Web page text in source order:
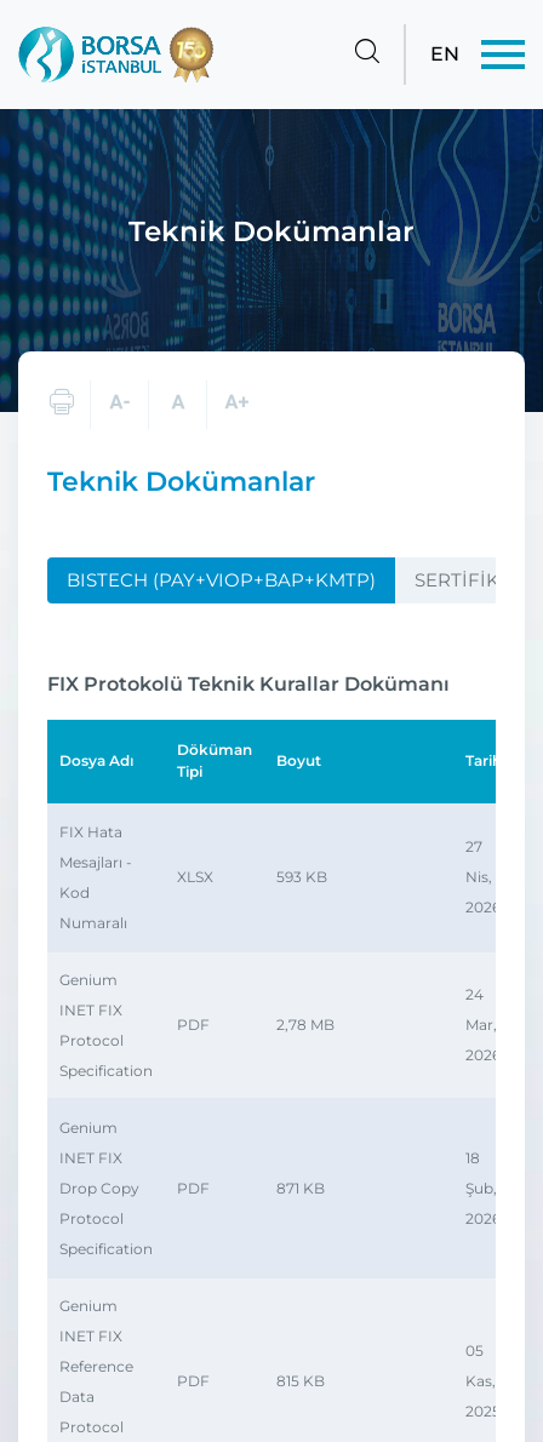
EN
Teknik Dokümanlar
Teknik Dokümanlar
BISTECH (PAY+VIOP+BAP+KMTP)
FIX Protokolü Teknik Kurallar Dokümanı
Dosya Adı
Döküman
Tipi
Boyut Tarih
FIX Hata
Mesajları -
Kod
Numaralı
XLSX 593 KB
27
Nis,
2026
Genium
INET FIX
Protocol
Specification
PDF 2,78 MB
24
Mar,
2026
Genium
INET FIX
Drop Copy
Protocol
Specification
PDF 871 KB
18
Şub,
2026
Genium
INET FIX
Reference
Data
Protocol
PDF 815 KB
05
Kas,
2025